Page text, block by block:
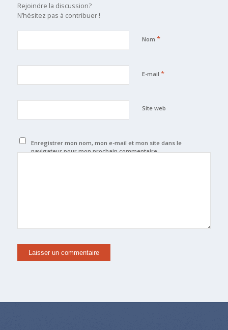
Rejoindre la discussion?
N’hésitez pas à contribuer !
Nom *
E-mail *
Site web
Enregistrer mon nom, mon e-mail et mon site dans le
navigateur pour mon prochain commentaire.